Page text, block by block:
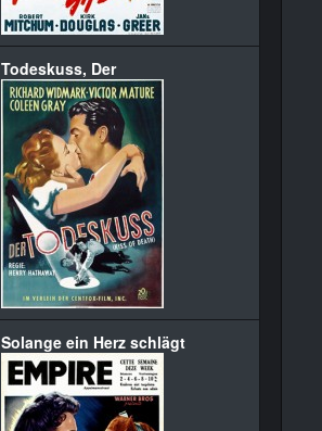
Todeskuss, Der
Solange ein Herz schlägt